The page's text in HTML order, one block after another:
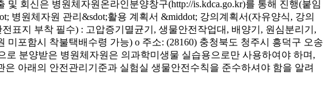
회신은 병원체자원온라인분양창구(http://is.kdca.go.kr)를 통해 진행(붙임
병원체자원 관리&sdot;활용 계획서 &middot; 강의계획서(자유양식, 강의
표지 부착 필수) : 고압증기멸균기, 생물안전작업대, 배양기, 원심분리기,
미포함시 착불택배수령 가능) o 주소: (28160) 충청북도 청주시 흥덕구 오송
분양받은 병원체자원은 의과학미생물 실습용으로만 사용하여야 하며,
아래의 안전관리기준과 실험실 생물안전수칙을 준수하셔야 함을 알려